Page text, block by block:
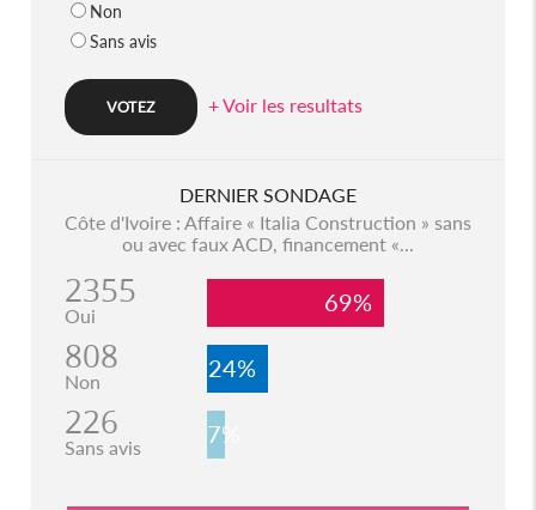
Non
Sans avis
+ Voir les resultats
DERNIER SONDAGE
Côte d'Ivoire : Affaire « Italia Construction » sans
ou avec faux ACD, financement «...
2355
Oui 69%
808
Non 24%
226
Sans avis 7%